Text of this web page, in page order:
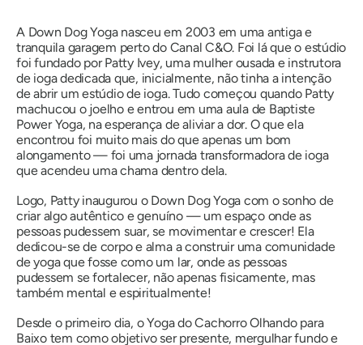
A Down Dog Yoga nasceu em 2003 em uma antiga e
tranquila garagem perto do Canal C&O. Foi lá que o estúdio
foi fundado por Patty Ivey, uma mulher ousada e instrutora
de ioga dedicada que, inicialmente, não tinha a intenção
de abrir um estúdio de ioga. Tudo começou quando Patty
machucou o joelho e entrou em uma aula de Baptiste
Power Yoga, na esperança de aliviar a dor. O que ela
encontrou foi muito mais do que apenas um bom
alongamento — foi uma jornada transformadora de ioga
que acendeu uma chama dentro dela.
Logo, Patty inaugurou o Down Dog Yoga com o sonho de
criar algo autêntico e genuíno — um espaço onde as
pessoas pudessem suar, se movimentar e crescer! Ela
dedicou-se de corpo e alma a construir uma comunidade
de yoga que fosse como um lar, onde as pessoas
pudessem se fortalecer, não apenas fisicamente, mas
também mental e espiritualmente!
Desde o primeiro dia, o Yoga do Cachorro Olhando para
Baixo tem como objetivo ser presente, mergulhar fundo e